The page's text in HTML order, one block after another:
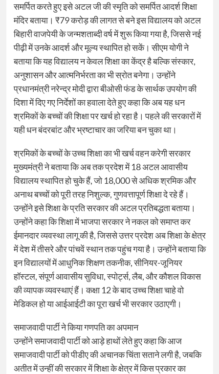
समर्पित करते हुए इसे अटल जी की स्मृति को समर्पित आदर्श शिक्षा
मंदिर बताया। ₹79 करोड़ की लागत से बने इस विद्यालय को अटल
बिहारी वाजपेयी के जन्मशताब्दी वर्ष में शुरू किया गया है, जिससे नई
पीढ़ी में उनके आदर्श और मूल्य स्थापित हो सकें। सीएम योगी ने
बताया कि यह विद्यालय न केवल शिक्षा का केंद्र है बल्कि संस्कार,
अनुशासन और आत्मनिर्भरता का भी स्रोत बनेगा। उन्होंने
प्रधानमंत्री नरेन्द्र मोदी द्वारा बीओसी फंड के सार्थक उपयोग की
दिशा में दिए गए निर्देशों का हवाला देते हुए कहा कि अब यह धन
श्रमिकों के बच्चों की शिक्षा पर खर्च हो रहा है। पहले की सरकारों में
यही धन बंदरबांट और भ्रष्टाचार का जरिया बन चुका था।
श्रमिकों के बच्चों के उच्च शिक्षा का भी खर्च वहन करेगी सरकार
मुख्यमंत्री ने बताया कि अब तक प्रदेश में 18 अटल आवासीय
विद्यालय स्थापित हो चुके हैं, जो 18,000 से अधिक श्रमिक और
अनाथ बच्चों को पूरी तरह निशुल्क, गुणवत्तापूर्ण शिक्षा दे रहे हैं।
उन्होंने इसे शिक्षा के प्रति सरकार की अटल प्रतिबद्धता बताया।
उन्होंने कहा कि शिक्षा में भाजपा सरकार ने नकल को समाप्त कर
ईमानदार व्यवस्था लागू की है, जिससे उत्तर प्रदेश अब शिक्षा के क्षेत्र
में देश में तीसरे और पांचवें स्थान तक पहुंच गया है। उन्होंने बताया कि
इन विद्यालयों में आधुनिक शिक्षण तकनीक, सीनियर-जूनियर
हॉस्टल, संपूर्ण आवासीय सुविधा, स्पोर्ट्स, लैब, और कौशल विकास
की व्यापक व्यवस्थाएं हैं। कक्षा 12 के बाद उच्च शिक्षा चाहे वो
मेडिकल हो या आईआईटी का पूरा खर्च भी सरकार उठाएगी।
समाजवादी पार्टी ने किया गणपति का अपमान
उन्होंने समाजवादी पार्टी को आड़े हाथों लेते हुए कहा कि आज
समाजवादी पार्टी को पीडीए की अचानक चिंता सताने लगी है, जबकि
अतीत में उन्हीं की सरकार में शिक्षा के क्षेत्र में किस प्रकार का